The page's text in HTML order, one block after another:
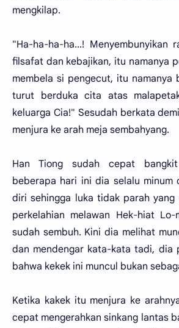
mengkilap.
"Ha-ha-ha-ha...!
filsafat dan kebajikan, itu namanya
membela si pengecut, itu namanya
turut berduka cita atas
keluarga Cia!" Sesudah berkata
menjura ke arah meja sembahyang.
Han Tiong sudah cepat
beberapa hari ini dia selalu minum
diri sehingga luka tidak parah
perkelahian melawan Hek-hiat
sudah sembuh. Kini dia melihat
dan mendengar kata-kata tadi, dia
bahwa kekek ini muncul bukan
Ketika kakek itu menjura ke
cepat mengerahkan sinkang lantas